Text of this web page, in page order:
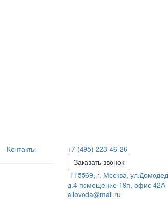
Контакты
+7 (495) 223-46-26
Заказать звонок
115569, г. Москва,
д.4 помещение 19п, офис 42А
allovoda@mail.ru